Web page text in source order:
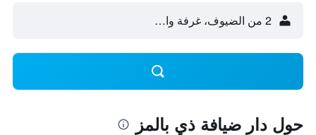
2 من الضيوف، غرفة واحدة
حول دار ضيافة ذي بالمز